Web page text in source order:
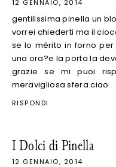
12 GENNAIO, 2014
gentilissima pinella un
vorrei chiederti ma il
se lo mérito in forno
una ora?e la porta la
grazie se mi puoi
meravigliosa sfera ciao
RISPONDI
I Dolci di Pinella
12 GENNAIO, 2014